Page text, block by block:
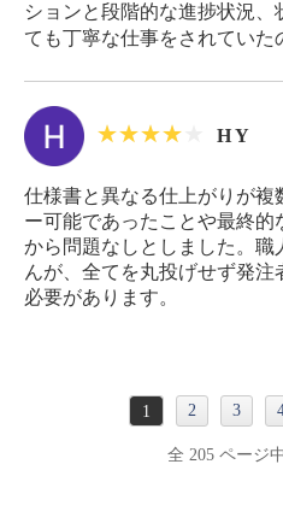
ションと段階的な進捗状況、
ても丁寧な仕事をされていた
H Y
仕様書と異なる仕上がりが複
ー可能であったことや最終的
から問題なしとしました。
んが、全てを丸投げせず発
必要があります。
1 2 3
全 205 ページ